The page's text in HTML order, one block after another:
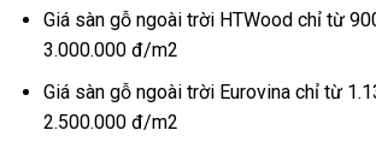
Giá sàn gỗ ngoài trời HTWood chỉ từ
3.000.000 đ/m2
Giá sàn gỗ ngoài trời Eurovina chỉ từ
2.500.000 đ/m2